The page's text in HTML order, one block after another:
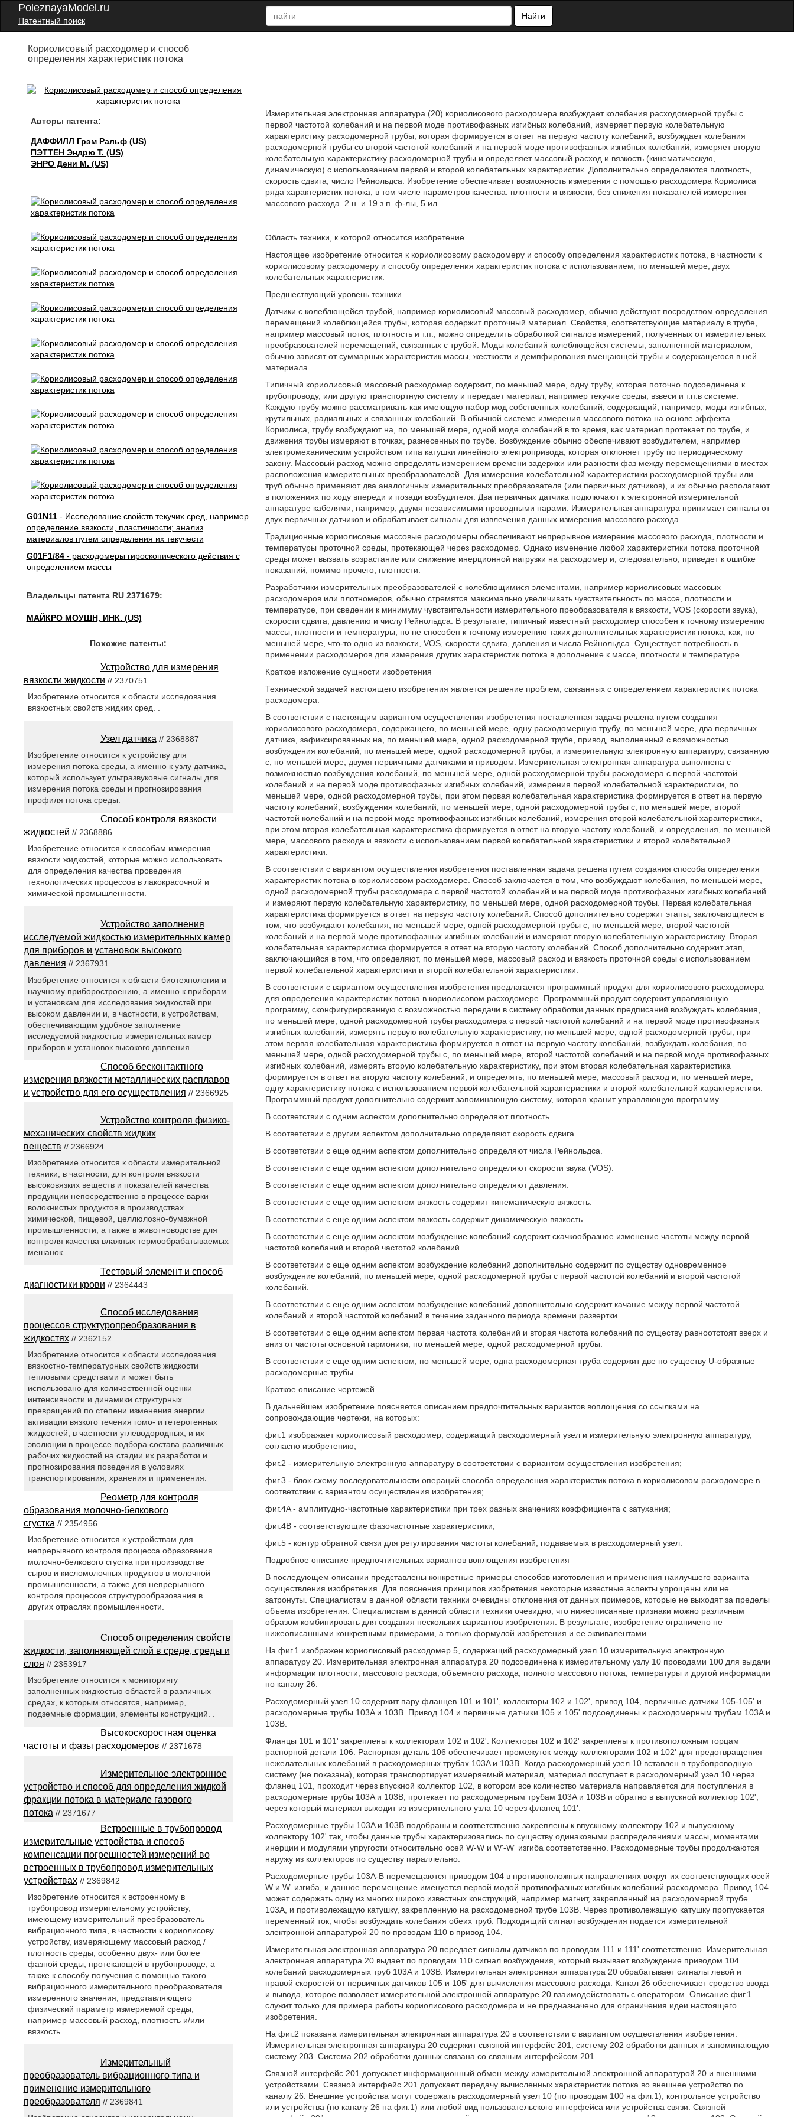
PoleznayaModel.ru
Патентный поиск
Найти
Кориолисовый расходомер и способ
определения характеристик потока
Авторы патента:
ДАФФИЛЛ Грэм Ральф (US)
ПЭТТЕН Эндрю Т. (US)
ЭНРО Дени М. (US)
G01N11- Исследование свойств текучих сред, например
определение вязкости, пластичности; анализ
материалов путем определения их текучести
G01F1/84- расходомеры гироскопического действия с
определением массы
Владельцы патента RU 2371679:
МАЙКРО МОУШН, ИНК. (US)
Измерительная электронная аппаратура (20) кориолисового расходомера возбуждает колебания расходомерной трубы с
первой частотой колебаний и на первой моде противофазных изгибных колебаний, измеряет первую колебательную
характеристику расходомерной трубы, которая формируется в ответ на первую частоту колебаний, возбуждает колебания
расходомерной трубы со второй частотой колебаний и на первой моде противофазных изгибных колебаний, измеряет вторую
колебательную характеристику расходомерной трубы и определяет массовый расход и вязкость (кинематическую,
динамическую) с использованием первой и второй колебательных характеристик. Дополнительно определяются плотность,
скорость сдвига, число Рейнольдса. Изобретение обеспечивает возможность измерения с помощью расходомера Кориолиса
ряда характеристик потока, в том числе параметров качества: плотности и вязкости, без снижения показателей измерения
массового расхода. 2 н. и 19 з.п. ф-лы, 5 ил.
Область техники, к которой относится изобретение
Настоящее изобретение относится к кориолисовому расходомеру и способу определения характеристик потока, в частности к
кориолисовому расходомеру и способу определения характеристик потока с использованием, по меньшей мере, двух
колебательных характеристик.
Предшествующий уровень техники
Датчики с колеблющейся трубой, например кориолисовый массовый расходомер, обычно действуют посредством определения
перемещений колеблющейся трубы, которая содержит проточный материал. Свойства, соответствующие материалу в трубе,
например массовый поток, плотность и т.п., можно определить обработкой сигналов измерений, полученных от измерительных
преобразователей перемещений, связанных с трубой. Моды колебаний колеблющейся системы, заполненной материалом,
обычно зависят от суммарных характеристик массы, жесткости и демпфирования вмещающей трубы и содержащегося в ней
материала.
Типичный кориолисовый массовый расходомер содержит, по меньшей мере, одну трубу, которая поточно подсоединена к
трубопроводу, или другую транспортную систему и передает материал, например текучие среды, взвеси и т.п.в системе.
Каждую трубу можно рассматривать как имеющую набор мод собственных колебаний, содержащий, например, моды изгибных,
крутильных, радиальных и связанных колебаний. В обычной системе измерения массового потока на основе эффекта
Кориолиса, трубу возбуждают на, по меньшей мере, одной моде колебаний в то время, как материал протекает по трубе, и
движения трубы измеряют в точках, разнесенных по трубе. Возбуждение обычно обеспечивают возбудителем, например
электромеханическим устройством типа катушки линейного электропривода, которая отклоняет трубу по периодическому
закону. Массовый расход можно определять измерением времени задержки или разности фаз между перемещениями в местах
расположения измерительных преобразователей. Для измерения колебательной характеристики расходомерной трубы или
труб обычно применяют два аналогичных измерительных преобразователя (или первичных датчиков), и их обычно располагают
в положениях по ходу впереди и позади возбудителя. Два первичных датчика подключают к электронной измерительной
аппаратуре кабелями, например, двумя независимыми проводными парами. Измерительная аппаратура принимает сигналы от
двух первичных датчиков и обрабатывает сигналы для извлечения данных измерения массового расхода.
Традиционные кориолисовые массовые расходомеры обеспечивают непрерывное измерение массового расхода, плотности и
температуры проточной среды, протекающей через расходомер. Однако изменение любой характеристики потока проточной
среды может вызвать возрастание или снижение инерционной нагрузки на расходомер и, следовательно, приведет к ошибке
показаний, помимо прочего, плотности.
Разработчики измерительных преобразователей с колеблющимися элементами, например кориолисовых массовых
расходомеров или плотномеров, обычно стремятся максимально увеличивать чувствительность по массе, плотности и
температуре, при сведении к минимуму чувствительности измерительного преобразователя к вязкости, VOS (скорости звука),
скорости сдвига, давлению и числу Рейнольдса. В результате, типичный известный расходомер способен к точному измерению
массы, плотности и температуры, но не способен к точному измерению таких дополнительных характеристик потока, как, по
меньшей мере, что-то одно из вязкости, VOS, скорости сдвига, давления и числа Рейнольдса. Существует потребность в
применении расходомеров для измерения других характеристик потока в дополнение к массе, плотности и температуре.
Краткое изложение сущности изобретения
Технической задачей настоящего изобретения является решение проблем, связанных с определением характеристик потока
расходомера.
В соответствии с настоящим вариантом осуществления изобретения поставленная задача решена путем создания
кориолисового расходомера, содержащего, по меньшей мере, одну расходомерную трубу, по меньшей мере, два первичных
датчика, зафиксированных на, по меньшей мере, одной расходомерной трубе, привод, выполненный с возможностью
возбуждения колебаний, по меньшей мере, одной расходомерной трубы, и измерительную электронную аппаратуру, связанную
с, по меньшей мере, двумя первичными датчиками и приводом. Измерительная электронная аппаратура выполнена с
возможностью возбуждения колебаний, по меньшей мере, одной расходомерной трубы расходомера с первой частотой
колебаний и на первой моде противофазных изгибных колебаний, измерения первой колебательной характеристики, по
меньшей мере, одной расходомерной трубы, при этом первая колебательная характеристика формируется в ответ на первую
частоту колебаний, возбуждения колебаний, по меньшей мере, одной расходомерной трубы с, по меньшей мере, второй
частотой колебаний и на первой моде противофазных изгибных колебаний, измерения второй колебательной характеристики,
при этом вторая колебательная характеристика формируется в ответ на вторую частоту колебаний, и определения, по меньшей
мере, массового расхода и вязкости с использованием первой колебательной характеристики и второй колебательной
характеристики.
В соответствии с вариантом осуществления изобретения поставленная задача решена путем создания способа определения
характеристик потока в кориолисовом расходомере. Способ заключается в том, что возбуждают колебания, по меньшей мере,
одной расходомерной трубы расходомера с первой частотой колебаний и на первой моде противофазных изгибных колебаний
и измеряют первую колебательную характеристику, по меньшей мере, одной расходомерной трубы. Первая колебательная
характеристика формируется в ответ на первую частоту колебаний. Способ дополнительно содержит этапы, заключающиеся в
том, что возбуждают колебания, по меньшей мере, одной расходомерной трубы с, по меньшей мере, второй частотой
колебаний и на первой моде противофазных изгибных колебаний и измеряют вторую колебательную характеристику. Вторая
колебательная характеристика формируется в ответ на вторую частоту колебаний. Способ дополнительно содержит этап,
заключающийся в том, что определяют, по меньшей мере, массовый расход и вязкость проточной среды с использованием
первой колебательной характеристики и второй колебательной характеристики.
В соответствии с вариантом осуществления изобретения предлагается программный продукт для кориолисового расходомера
для определения характеристик потока в кориолисовом расходомере. Программный продукт содержит управляющую
программу, сконфигурированную с возможностью передачи в систему обработки данных предписаний возбуждать колебания,
по меньшей мере, одной расходомерной трубы расходомера с первой частотой колебаний и на первой моде противофазных
изгибных колебаний, измерять первую колебательную характеристику, по меньшей мере, одной расходомерной трубы, при
этом первая колебательная характеристика формируется в ответ на первую частоту колебаний, возбуждать колебания, по
меньшей мере, одной расходомерной трубы с, по меньшей мере, второй частотой колебаний и на первой моде противофазных
изгибных колебаний, измерять вторую колебательную характеристику, при этом вторая колебательная характеристика
формируется в ответ на вторую частоту колебаний, и определять, по меньшей мере, массовый расход и, по меньшей мере,
одну характеристику потока с использованием первой колебательной характеристики и второй колебательной характеристики.
Программный продукт дополнительно содержит запоминающую систему, которая хранит управляющую программу.
В соответствии с одним аспектом дополнительно определяют плотность.
В соответствии с другим аспектом дополнительно определяют скорость сдвига.
В соответствии с еще одним аспектом дополнительно определяют числа Рейнольдса.
В соответствии с еще одним аспектом дополнительно определяют скорости звука (VOS).
В соответствии с еще одним аспектом дополнительно определяют давления.
В соответствии с еще одним аспектом вязкость содержит кинематическую вязкость.
В соответствии с еще одним аспектом вязкость содержит динамическую вязкость.
В соответствии с еще одним аспектом возбуждение колебаний содержит скачкообразное изменение частоты между первой
частотой колебаний и второй частотой колебаний.
В соответствии с еще одним аспектом возбуждение колебаний дополнительно содержит по существу одновременное
возбуждение колебаний, по меньшей мере, одной расходомерной трубы с первой частотой колебаний и второй частотой
колебаний.
В соответствии с еще одним аспектом возбуждение колебаний дополнительно содержит качание между первой частотой
колебаний и второй частотой колебаний в течение заданного периода времени развертки.
В соответствии с еще одним аспектом первая частота колебаний и вторая частота колебаний по существу равноотстоят вверх и
вниз от частоты основной гармоники, по меньшей мере, одной расходомерной трубы.
В соответствии с еще одним аспектом, по меньшей мере, одна расходомерная труба содержит две по существу U-образные
расходомерные трубы.
Краткое описание чертежей
В дальнейшем изобретение поясняется описанием предпочтительных вариантов воплощения со ссылками на
сопровождающие чертежи, на которых:
фиг.1 изображает кориолисовый расходомер, содержащий расходомерный узел и измерительную электронную аппаратуру,
согласно изобретению;
фиг.2 - измерительную электронную аппаратуру в соответствии с вариантом осуществления изобретения;
фиг.3 - блок-схему последовательности операций способа определения характеристик потока в кориолисовом расходомере в
соответствии с вариантом осуществления изобретения;
фиг.4A - амплитудно-частотные характеристики при трех разных значениях коэффициента ς затухания;
фиг.4B - соответствующие фазочастотные характеристики;
фиг.5 - контур обратной связи для регулирования частоты колебаний, подаваемых в расходомерный узел.
Подробное описание предпочтительных вариантов воплощения изобретения
В последующем описании представлены конкретные примеры способов изготовления и применения наилучшего варианта
осуществления изобретения. Для пояснения принципов изобретения некоторые известные аспекты упрощены или не
затронуты. Специалистам в данной области техники очевидны отклонения от данных примеров, которые не выходят за пределы
объема изобретения. Специалистам в данной области техники очевидно, что нижеописанные признаки можно различным
образом комбинировать для создания нескольких вариантов изобретения. В результате, изобретение ограничено не
нижеописанными конкретными примерами, а только формулой изобретения и ее эквивалентами.
На фиг.1 изображен кориолисовый расходомер 5, содержащий расходомерный узел 10 измерительную электронную
аппаратуру 20. Измерительная электронная аппаратура 20 подсоединена к измерительному узлу 10 проводами 100 для выдачи
информации плотности, массового расхода, объемного расхода, полного массового потока, температуры и другой информации
по каналу 26.
Расходомерный узел 10 содержит пару фланцев 101 и 101', коллекторы 102 и 102', привод 104, первичные датчики 105-105' и
расходомерные трубы 103A и 103B. Привод 104 и первичные датчики 105 и 105' подсоединены к расходомерным трубам 103A и
103B.
Фланцы 101 и 101' закреплены к коллекторам 102 и 102'. Коллекторы 102 и 102' закреплены к противоположным торцам
распорной детали 106. Распорная деталь 106 обеспечивает промежуток между коллекторами 102 и 102' для предотвращения
нежелательных колебаний в расходомерных трубах 103A и 103B. Когда расходомерный узел 10 вставлен в трубопроводную
систему (не показана), которая транспортирует измеряемый материал, материал поступает в расходомерный узел 10 через
фланец 101, проходит через впускной коллектор 102, в котором все количество материала направляется для поступления в
расходомерные трубы 103A и 103B, протекает по расходомерным трубам 103A и 103B и обратно в выпускной коллектор 102',
через который материал выходит из измерительного узла 10 через фланец 101'.
Расходомерные трубы 103A и 103B подобраны и соответственно закреплены к впускному коллектору 102 и выпускному
коллектору 102' так, чтобы данные трубы характеризовались по существу одинаковыми распределениями массы, моментами
инерции и модулями упругости относительно осей W-W и W'-W' изгиба соответственно. Расходомерные трубы продолжаются
наружу из коллекторов по существу параллельно.
Расходомерные трубы 103A-B перемещаются приводом 104 в противоположных направлениях вокруг их соответствующих осей
W и W' изгиба, и данное перемещение именуется первой модой противофазных изгибных колебаний расходомера. Привод 104
может содержать одну из многих широко известных конструкций, например магнит, закрепленный на расходомерной трубе
103A, и противолежащую катушку, закрепленную на расходомерной трубе 103B. Через противолежащую катушку пропускается
переменный ток, чтобы возбуждать колебания обеих труб. Подходящий сигнал возбуждения подается измерительной
электронной аппаратурой 20 по проводам 110 в привод 104.
Измерительная электронная аппаратура 20 передает сигналы датчиков по проводам 111 и 111' соответственно. Измерительная
электронная аппаратура 20 выдает по проводам 110 сигнал возбуждения, который вызывает возбуждение приводом 104
колебаний расходомерных труб 103A и 103B. Измерительная электронная аппаратура 20 обрабатывает сигналы левой и
правой скоростей от первичных датчиков 105 и 105' для вычисления массового расхода. Канал 26 обеспечивает средство ввода
и вывода, которое позволяет измерительной электронной аппаратуре 20 взаимодействовать с оператором. Описание фиг.1
служит только для примера работы кориолисового расходомера и не предназначено для ограничения идеи настоящего
изобретения.
На фиг.2 показана измерительная электронная аппаратура 20 в соответствии с вариантом осуществления изобретения.
Измерительная электронная аппаратура 20 содержит связной интерфейс 201, систему 202 обработки данных и запоминающую
систему 203. Система 202 обработки данных связана со связным интерфейсом 201.
Связной интерфейс 201 допускает информационный обмен между измерительной электронной аппаратурой 20 и внешними
устройствами. Связной интерфейс 201 допускает передачу вычисленных характеристик потока во внешнее устройство по
каналу 26. Внешние устройства могут содержать расходомерный узел 10 (по проводам 100 на фиг.1), контрольное устройство
или устройства (по каналу 26 на фиг.1) или любой вид пользовательского интерфейса или устройства связи. Связной
Похожие патенты:
Устройство для измерения
вязкости жидкости // 2370751
Изобретение относится к области исследования
вязкостных свойств жидких сред. .
Узел датчика // 2368887
Изобретение относится к устройству для
измерения потока среды, а именно к узлу датчика,
который использует ультразвуковые сигналы для
измерения потока среды и прогнозирования
профиля потока среды.
Способ контроля вязкости
жидкостей // 2368886
Изобретение относится к способам измерения
вязкости жидкостей, которые можно использовать
для определения качества проведения
технологических процессов в лакокрасочной и
химической промышленности.
Устройство заполнения
исследуемой жидкостью измерительных камер
для приборов и установок высокого
давления // 2367931
Изобретение относится к области биотехнологии и
научному приборостроению, а именно к приборам
и установкам для исследования жидкостей при
высоком давлении и, в частности, к устройствам,
обеспечивающим удобное заполнение
исследуемой жидкостью измерительных камер
приборов и установок высокого давления.
Способ бесконтактного
измерения вязкости металлических расплавов
и устройство для его осуществления // 2366925
Устройство контроля физико-
механических свойств жидких
веществ // 2366924
Изобретение относится к области измерительной
техники, в частности, для контроля вязкости
высоковязких веществ и показателей качества
продукции непосредственно в процессе варки
волокнистых продуктов в производствах
химической, пищевой, целлюлозно-бумажной
промышленности, а также в животноводстве для
контроля качества влажных термообрабатываемых
мешанок.
Тестовый элемент и способ
диагностики крови // 2364443
Способ исследования
процессов структуропреобразования в
жидкостях// 2362152
Изобретение относится к области исследования
вязкостно-температурных свойств жидкости
тепловыми средствами и может быть
использовано для количественной оценки
интенсивности и динамики структурных
превращений по степени изменения энергии
активации вязкого течения гомо- и гетерогенных
жидкостей, в частности углеводородных, и их
эволюции в процессе подбора состава различных
рабочих жидкостей на стадии их разработки и
прогнозирования поведения в условиях
транспортирования, хранения и применения.
Реометр для контроля
образования молочно-белкового
сгустка // 2354956
Изобретение относится к устройствам для
непрерывного контроля процесса образования
молочно-белкового сгустка при производстве
сыров и кисломолочных продуктов в молочной
промышленности, а также для непрерывного
контроля процессов структурообразования в
других отраслях промышленности.
Способ определения свойств
жидкости, заполняющей слой в среде, среды и
слоя // 2353917
Изобретение относится к мониторингу
заполненных жидкостью областей в различных
средах, к которым относятся, например,
подземные формации, элементы конструкций. .
Высокоскоростная оценка
частоты и фазы расходомеров // 2371678
Измерительное электронное
устройство и способ для определения жидкой
фракции потока в материале газового
потока// 2371677
Встроенные в трубопровод
измерительные устройства и способ
компенсации погрешностей измерений во
встроенных в трубопровод измерительных
устройствах// 2369842
Изобретение относится к встроенному в
трубопровод измерительному устройству,
имеющему измерительный преобразователь
вибрационного типа, в частности к кориолисову
устройству, измеряющему массовый расход /
плотность среды, особенно двух- или более
фазной среды, протекающей в трубопроводе, а
также к способу получения с помощью такого
вибрационного измерительного преобразователя
измеренного значения, представляющего
физический параметр измеряемой среды,
например массовый расход, плотность и/или
вязкость.
Измерительный
преобразователь вибрационного типа и
применение измерительного
преобразователя // 2369841